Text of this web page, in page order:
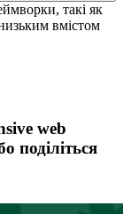
такі як
вмістом
web
поділіться